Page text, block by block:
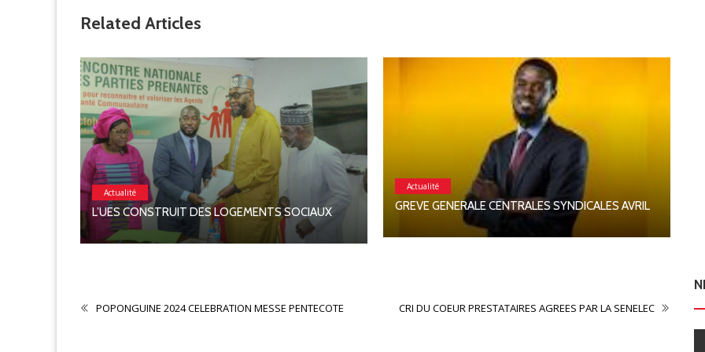
Related Articles
Actualité
L’UES CONSTRUIT DES LOGEMENTS SOCIAUX
Actualité
GREVE GENERALE CENTRALES SYNDICALES AVRIL
POPONGUINE 2024 CELEBRATION MESSE PENTECOTE CRI DU COEUR PRESTATAIRES AGREES PAR LA SENELEC